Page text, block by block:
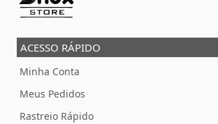
ACESSO RÁPIDO
Minha Conta
Meus Pedidos
Rastreio Rápido